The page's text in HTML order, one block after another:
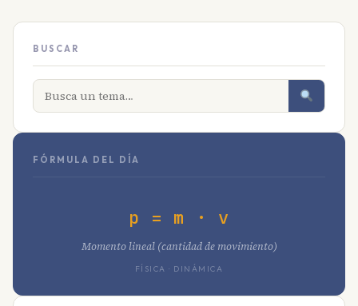
BUSCAR
FÓRMULA DEL DÍA
p = m · v
Momento lineal (cantidad de movimiento)
FÍSICA · DINÁMICA